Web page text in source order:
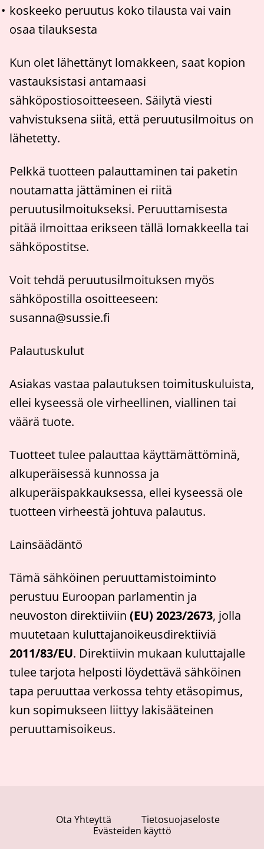
koskeeko peruutus koko tilausta vai vain
osaa tilauksesta
Kun olet lähettänyt lomakkeen, saat kopion
vastauksistasi antamaasi
sähköpostiosoitteeseen. Säilytä viesti
vahvistuksena siitä, että peruutusilmoitus on
lähetetty.
Pelkkä tuotteen palauttaminen tai paketin
noutamatta jättäminen ei riitä
peruutusilmoitukseksi. Peruuttamisesta
pitää ilmoittaa erikseen tällä lomakkeella tai
sähköpostitse.
Voit tehdä peruutusilmoituksen myös
sähköpostilla osoitteeseen:
susanna@sussie.fi
Palautuskulut
Asiakas vastaa palautuksen toimituskuluista,
ellei kyseessä ole virheellinen, viallinen tai
väärä tuote.
Tuotteet tulee palauttaa käyttämättöminä,
alkuperäisessä kunnossa ja
alkuperäispakkauksessa, ellei kyseessä ole
tuotteen virheestä johtuva palautus.
Lainsäädäntö
Tämä sähköinen peruuttamistoiminto
perustuu Euroopan parlamentin ja
neuvoston direktiiviin (EU) 2023/2673, jolla
muutetaan kuluttajanoikeusdirektiiviä
2011/83/EU. Direktiivin mukaan kuluttajalle
tulee tarjota helposti löydettävä sähköinen
tapa peruuttaa verkossa tehty etäsopimus,
kun sopimukseen liittyy lakisääteinen
peruuttamisoikeus.
Ota Yhteyttä
Tietosuojaseloste
Evästeiden käyttö